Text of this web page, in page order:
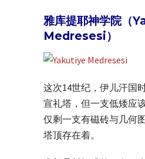
雅库提耶神学院（
Medresesi）
这次14世纪，伊儿汗国
宣礼塔，但一支低矮应
仅剩一支有磁砖与几何
塔顶存在着。